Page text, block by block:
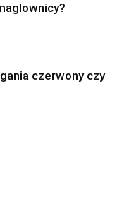
czerwony czy